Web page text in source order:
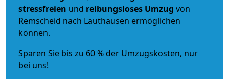
stressfreien und reibungsloses Umzug von
Remscheid nach Lauthausen ermöglichen
können.
Sparen Sie bis zu 60 % der Umzugskosten, nur
bei uns!